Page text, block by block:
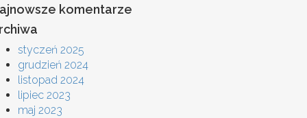
komentarze
styczeń 2025
grudzień 2024
listopad 2024
lipiec 2023
maj 2023